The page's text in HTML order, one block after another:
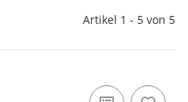
Artikel 1 - 5 von 5